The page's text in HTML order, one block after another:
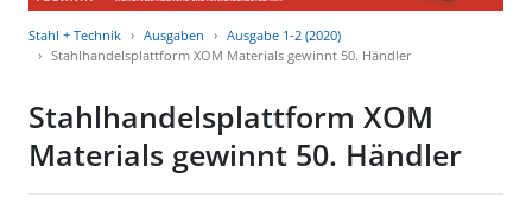
Stahl + Technik Ausgaben
Ausgabe 1-2 (2020)
Stahlhandelsplattform XOM Materials gewinnt 50. Händler
Stahlhandelsplattform XOM
Materials gewinnt 50. Händler